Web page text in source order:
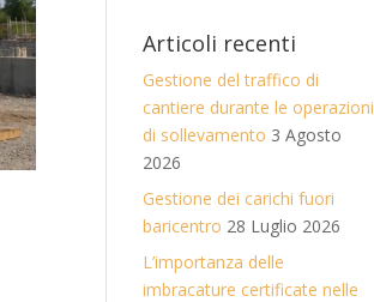
Articoli recenti
Gestione del traffico di
cantiere durante le operazioni
di sollevamento 3 Agosto
2026
Gestione dei carichi fuori
baricentro 28 Luglio 2026
L’importanza delle
imbracature certificate nelle